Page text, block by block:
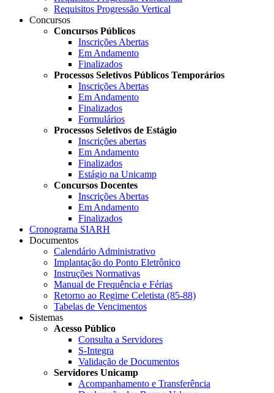
Requisitos Progressão Vertical
Concursos
Concursos Públicos
Inscrições Abertas
Em Andamento
Finalizados
Processos Seletivos Públicos Temporários
Inscrições Abertas
Em Andamento
Finalizados
Formulários
Processos Seletivos de Estágio
Inscrições abertas
Em Andamento
Finalizados
Estágio na Unicamp
Concursos Docentes
Inscrições Abertas
Em Andamento
Finalizados
Cronograma SIARH
Documentos
Calendário Administrativo
Implantação do Ponto Eletrônico
Instruções Normativas
Manual de Frequência e Férias
Retorno ao Regime Celetista (85-88)
Tabelas de Vencimentos
Sistemas
Acesso Público
Consulta a Servidores
S-Integra
Validação de Documentos
Servidores Unicamp
Acompanhamento e Transferência